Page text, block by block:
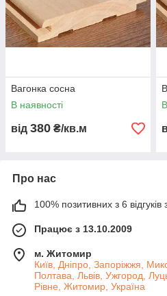
Вагонка сосна
В наявності
від 380 ₴/кв.м
Про нас
100% позитивних з 6 відгуків
Працює з 13.10.2009
м. Житомир
Київ, Дніпро, Запоріжжя,
Полтава, Львів, Ужгород,
Рівне, Житомир, Україна